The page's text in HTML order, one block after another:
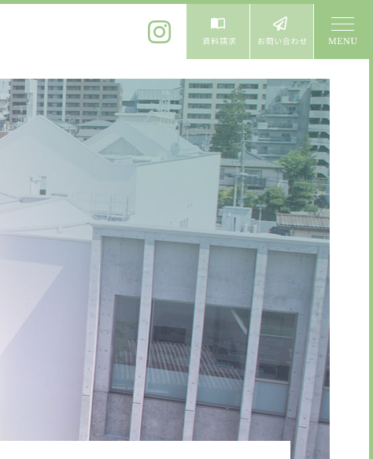
体験入学
卒業生進学先